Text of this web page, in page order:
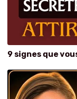
9 signes que